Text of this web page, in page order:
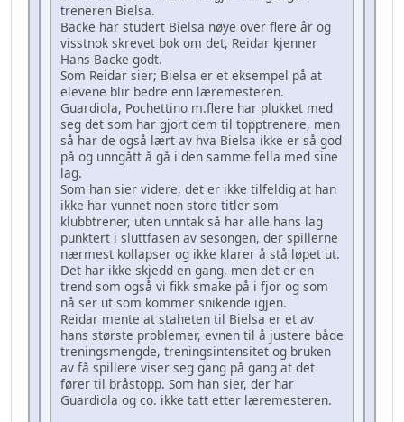
treneren Bielsa.
Backe har studert Bielsa nøye over flere år og
visstnok skrevet bok om det, Reidar kjenner
Hans Backe godt.
Som Reidar sier; Bielsa er et eksempel på at
elevene blir bedre enn læremesteren.
Guardiola, Pochettino m.flere har plukket med
seg det som har gjort dem til topptrenere, men
så har de også lært av hva Bielsa ikke er så god
på og unngått å gå i den samme fella med sine
lag.
Som han sier videre, det er ikke tilfeldig at han
ikke har vunnet noen store titler som
klubbtrener, uten unntak så har alle hans lag
punktert i sluttfasen av sesongen, der spillerne
nærmest kollapser og ikke klarer å stå løpet ut.
Det har ikke skjedd en gang, men det er en
trend som også vi fikk smake på i fjor og som
nå ser ut som kommer snikende igjen.
Reidar mente at staheten til Bielsa er et av
hans største problemer, evnen til å justere både
treningsmengde, treningsintensitet og bruken
av få spillere viser seg gang på gang at det
fører til bråstopp. Som han sier, der har
Guardiola og co. ikke tatt etter læremesteren.